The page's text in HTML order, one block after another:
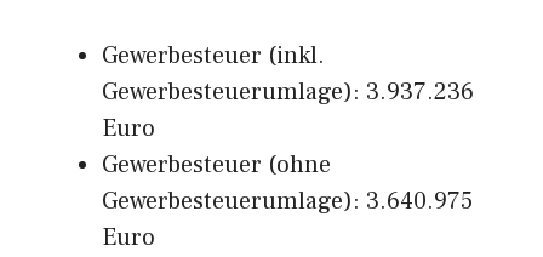
Gewerbesteuer (inkl.
Gewerbesteuerumlage): 3.937.236
Euro
Gewerbesteuer (ohne
Gewerbesteuerumlage): 3.640.975
Euro